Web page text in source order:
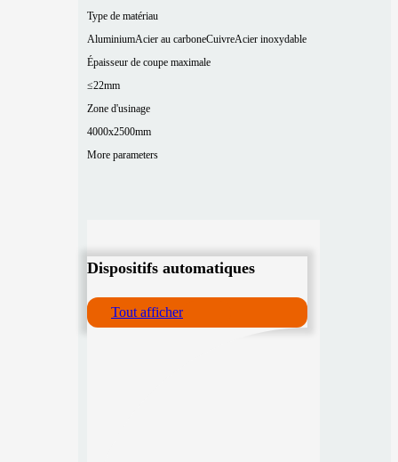
Type de matériau
AluminiumAcier au carboneCuivreAcier inoxydable
Épaisseur de coupe maximale
≤22mm
Zone d'usinage
4000x2500mm
More parameters
Dispositifs automatiques
Tout afficher